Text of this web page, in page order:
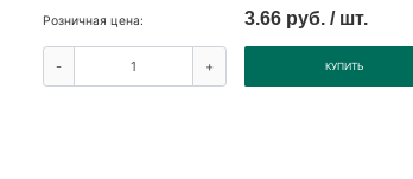
Розничная цена:
3.66 руб. / шт.
- + КУПИТЬ